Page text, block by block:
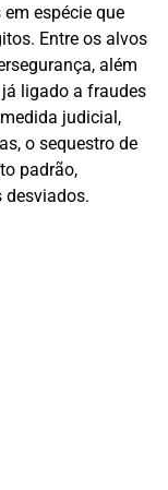
espécie que
Entre os alvos
além
ligado a fraudes
judicial,
o sequestro de
padrão,
desviados.